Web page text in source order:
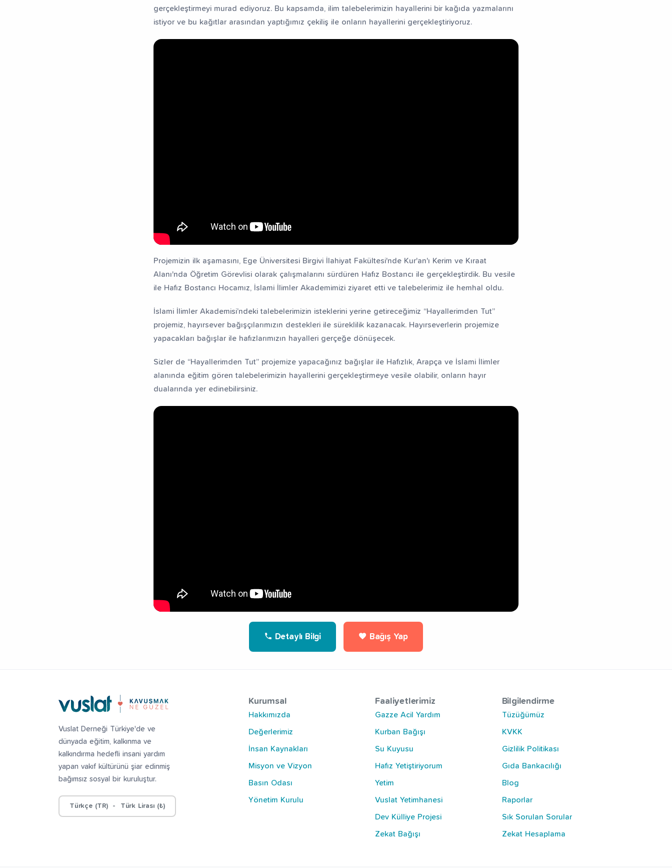
gerçekleştirmeyi murad ediyoruz. Bu kapsamda, ilim talebelerimizin hayallerini bir kağıda yazmalarını
istiyor ve bu kağıtlar arasından yaptığımız çekiliş ile onların hayallerini gerçekleştiriyoruz.
Projemizin ilk aşamasını, Ege Üniversitesi Birgivi İlahiyat Fakültesi'nde Kur'an'ı Kerim ve Kıraat
Alanı'nda Öğretim Görevlisi olarak çalışmalarını sürdüren Hafız Bostancı ile gerçekleştirdik. Bu vesile
ile Hafız Bostancı Hocamız, İslami İlimler Akademimizi ziyaret etti ve talebelerimiz ile hemhal oldu.
İslami İlimler Akademisi’ndeki talebelerimizin isteklerini yerine getireceğimiz “Hayallerimden Tut”
projemiz, hayırsever bağışçılarımızın destekleri ile süreklilik kazanacak. Hayırseverlerin projemize
yapacakları bağışlar ile hafızlarımızın hayalleri gerçeğe dönüşecek.
Sizler de “Hayallerimden Tut” projemize yapacağınız bağışlar ile Hafızlık, Arapça ve İslami İlimler
alanında eğitim gören talebelerimizin hayallerini gerçekleştirmeye vesile olabilir, onların hayır
dualarında yer edinebilirsiniz.
Detaylı Bilgi Bağış Yap
Vuslat Derneği Türkiye'de ve
dünyada eğitim, kalkınma ve
kalkındırma hedefli insani yardım
yapan vakıf kültürünü şiar edinmiş
bağımsız sosyal bir kuruluştur.
Türkçe (TR) - Türk Lirası (₺)
Kurumsal
Hakkımızda
Değerlerimiz
İnsan Kaynakları
Misyon ve Vizyon
Basın Odası
Yönetim Kurulu
Faaliyetlerimiz
Gazze Acil Yardım
Kurban Bağışı
Su Kuyusu
Hafız Yetiştiriyorum
Yetim
Vuslat Yetimhanesi
Dev Külliye Projesi
Zekat Bağışı
Bilgilendirme
Tüzüğümüz
KVKK
Gizlilik Politikası
Gıda Bankacılığı
Blog
Raporlar
Sık Sorulan Sorular
Zekat Hesaplama